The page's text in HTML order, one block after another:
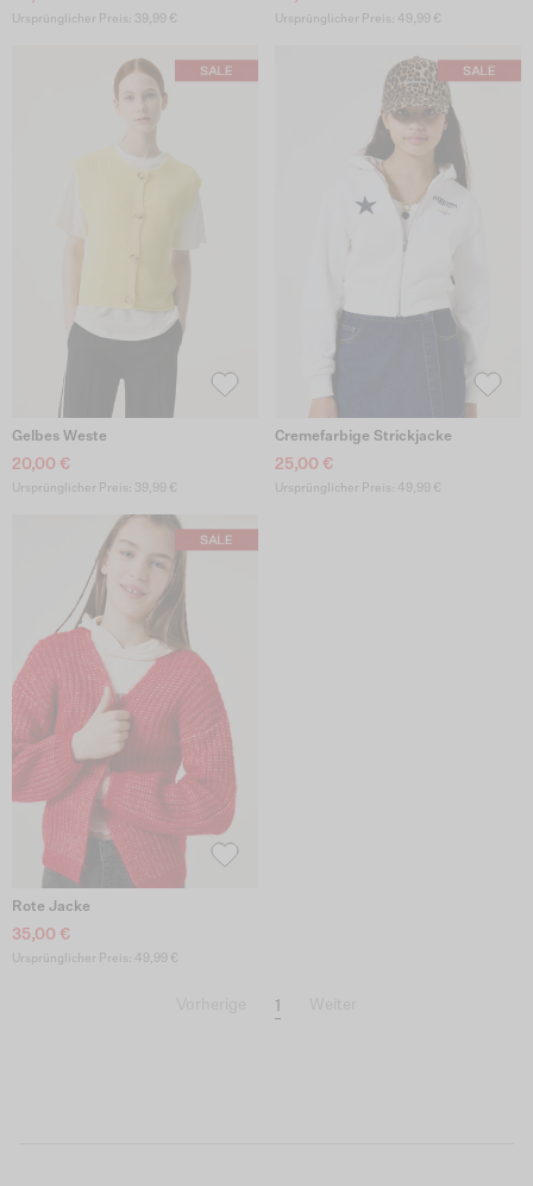
Ursprünglicher Preis: 39,99 € Ursprünglicher Preis: 49,99 €
Gelbes Weste
20,00 €
Ursprünglicher Preis: 39,99 €
Cremefarbige Strickjacke
25,00 €
Ursprünglicher Preis: 49,99 €
Rote Jacke
35,00 €
Ursprünglicher Preis: 49,99 €
1